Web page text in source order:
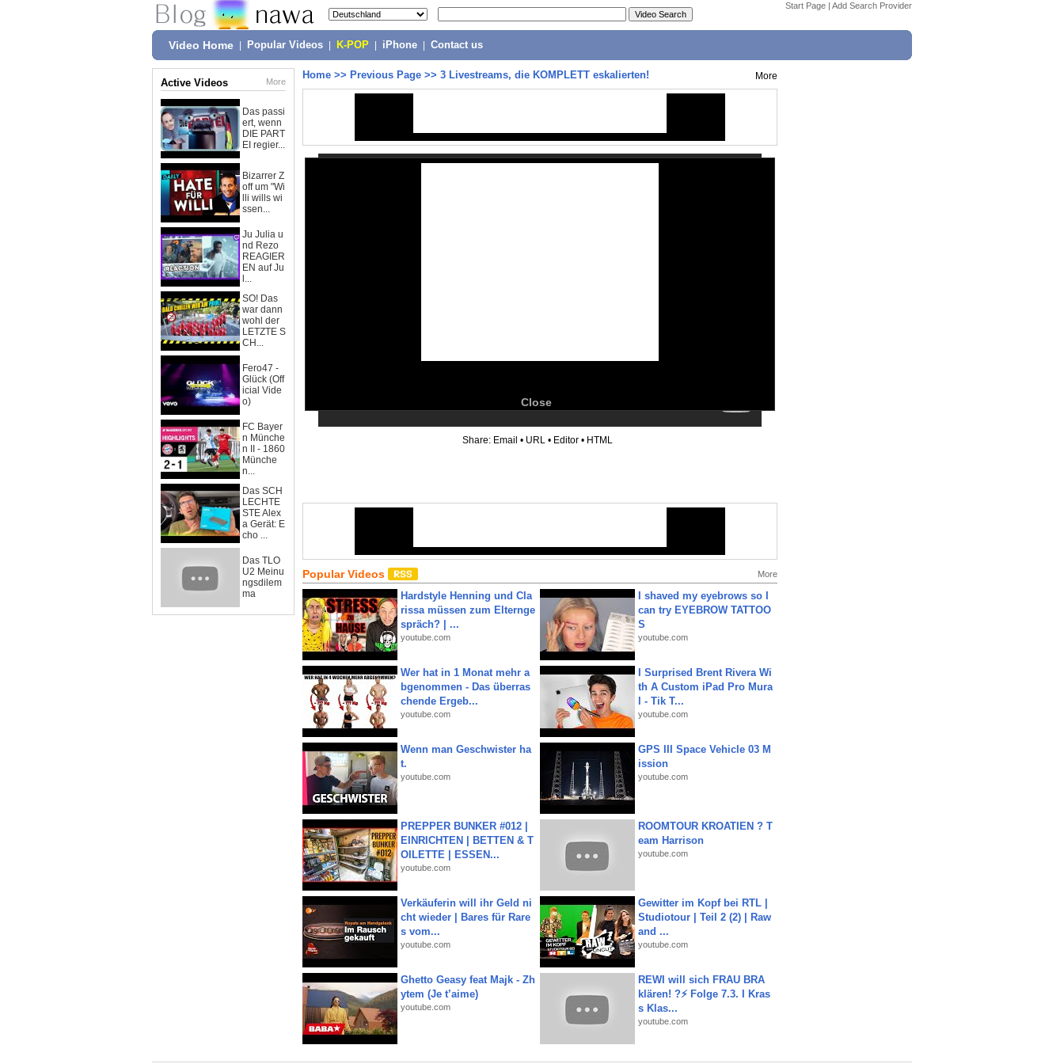
Start Page | Add Search Provider
Video Home Popular Videos K-POP iPhone Contact us
Active Videos More
Das passi
ert, wenn
DIE PART
EI regier...
Bizarrer Z
off um "Wi
lli wills wi
ssen...
Ju Julia u
nd Rezo
REAGIER
EN auf Ju
l...
SO! Das
war dann
wohl der
LETZTE S
CH...
Fero47 -
Glück (Off
icial Vide
o)
FC Bayer
n Münche
n II - 1860
Münche
n...
Das SCH
LECHTE
STE Alex
a Gerät: E
cho ...
Das TLO
U2 Meinu
ngsdilem
ma
Home >> Previous Page >> 3 Livestreams, die KOMPLETT eskalierten! More
Close
Share: Email • URL • Editor • HTML
Popular Videos More
Hardstyle Henning und Cla
rissa müssen zum Elternge
spräch? | ...
youtube.com
I shaved my eyebrows so I
can try EYEBROW TATTOO
S
youtube.com
Wer hat in 1 Monat mehr a
bgenommen - Das überras
chende Ergeb...
youtube.com
I Surprised Brent Rivera Wi
th A Custom iPad Pro Mura
l - Tik T...
youtube.com
Wenn man Geschwister ha
t.
youtube.com
GPS III Space Vehicle 03 M
ission
youtube.com
PREPPER BUNKER #012 |
EINRICHTEN | BETTEN & T
OILETTE | ESSEN...
youtube.com
ROOMTOUR KROATIEN ? T
eam Harrison
youtube.com
Verkäuferin will ihr Geld ni
cht wieder | Bares für Rare
s vom...
youtube.com
Gewitter im Kopf bei RTL |
Studiotour | Teil 2 (2) | Raw
and ...
youtube.com
Ghetto Geasy feat Majk - Zh
ytem (Je t’aime)
youtube.com
REWI will sich FRAU BRA
klären! ?⚡️ Folge 7.3. I Kras
s Klas...
youtube.com